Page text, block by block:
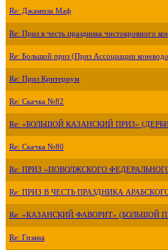
Re: Джамила Маф
Re: Приз в честь праздника чистокровного
Re: Большой приз (Приз Ассоциации
Re: Приз Критериум
Re: Скачка №82
Re: «БОЛЬШОЙ КАЗАНСКИЙ ПРИЗ»
Re: Скачка №80
Re: ПРИЗ «ПОВОЛЖСКОГО
Re: ПРИЗ В ЧЕСТЬ ПРАЗДНИКА
Re: «КАЗАНСКИЙ ФАВОРИТ» (БОЛЬШОЙ
Re: Гизана